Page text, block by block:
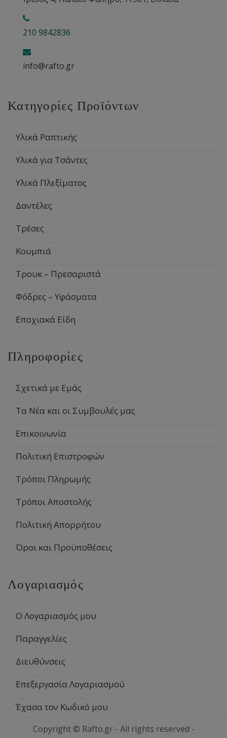
210 9842836
info@rafto.gr
Κατηγορίες Προϊόντων
Υλικά Ραπτικής
Υλικά για Τσάντες
Υλικά Πλεξίματος
Δαντέλες
Τρέσες
Κουμπιά
Τρουκ – Πρεσαριστά
Φόδρες – Υφάσματα
Εποχιακά Είδη
Πληροφορίες
Σχετικά με Εμάς
Τα Νέα και οι Συμβουλές μας
Επικοινωνία
Πολιτική Επιστροφών
Τρόποι Πληρωμής
Τρόποι Αποστολής
Πολιτική Απορρήτου
Όροι και Προϋποθέσεις
Λογαριασμός
Ο Λογαριασμός μου
Παραγγελίες
Διευθύνσεις
Επεξεργασία Λογαριασμού
Έχασα τον Κωδικό μου
Copyright © Rafto.gr - All rights reserved -